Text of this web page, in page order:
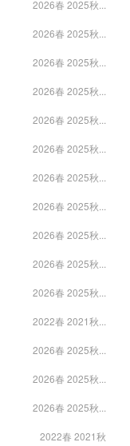
2026春 2025秋...
2026春 2025秋...
2026春 2025秋...
2026春 2025秋...
2026春 2025秋...
2026春 2025秋...
2026春 2025秋...
2026春 2025秋...
2026春 2025秋...
2026春 2025秋...
2026春 2025秋...
2022春 2021秋...
2026春 2025秋...
2026春 2025秋...
2026春 2025秋...
2022春 2021秋